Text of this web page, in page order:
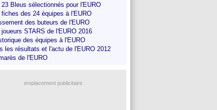
23 Bleus sélectionnés pour l'EURO
fiches des 24 équipes à l'EURO
des buteurs de l'EURO
joueurs STARS de l'EURO 2016
des équipes à l'EURO
les résultats et l'actu de l'EURO 2012
de l'EURO
emplacement publicitaire